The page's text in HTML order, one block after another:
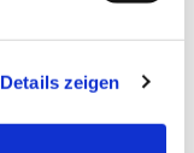
Details zeigen